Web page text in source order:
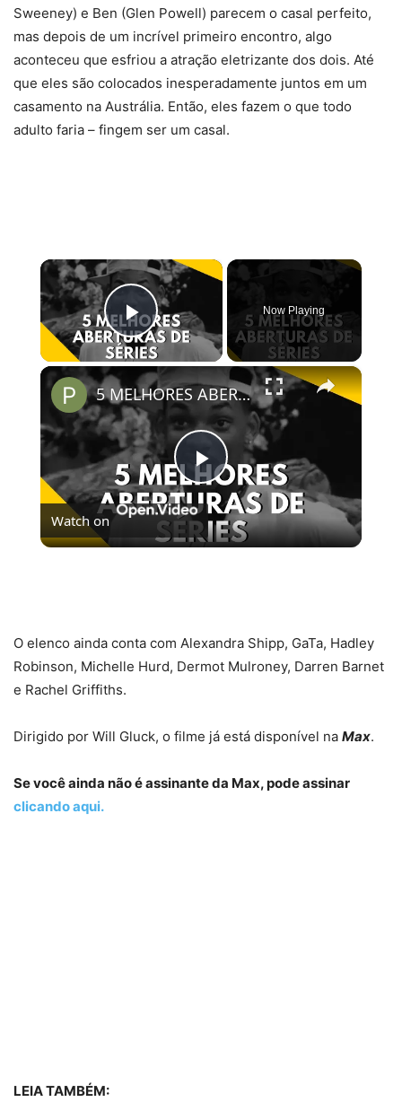
Sweeney) e Ben (Glen Powell) parecem o casal perfeito,
mas depois de um incrível primeiro encontro, algo
aconteceu que esfriou a atração eletrizante dos dois. Até
que eles são colocados inesperadamente juntos em um
casamento na Austrália. Então, eles fazem o que todo
adulto faria – fingem ser um casal.
×
Play Video
Now Playing
×
Play
Video
5 MELHORES ABERTURAS DE SÉRIES | Pipocas Tv #13
Watch on
O elenco ainda conta com Alexandra Shipp, GaTa, Hadley
Robinson, Michelle Hurd, Dermot Mulroney, Darren Barnet
e Rachel Griffiths.
Dirigido por Will Gluck, o filme já está disponível na Max.
Se você ainda não é assinante da Max, pode assinar
clicando aqui.
LEIA TAMBÉM: